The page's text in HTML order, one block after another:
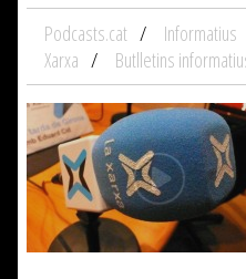
Podcasts.cat Informatius
Xarxa
Butlletins